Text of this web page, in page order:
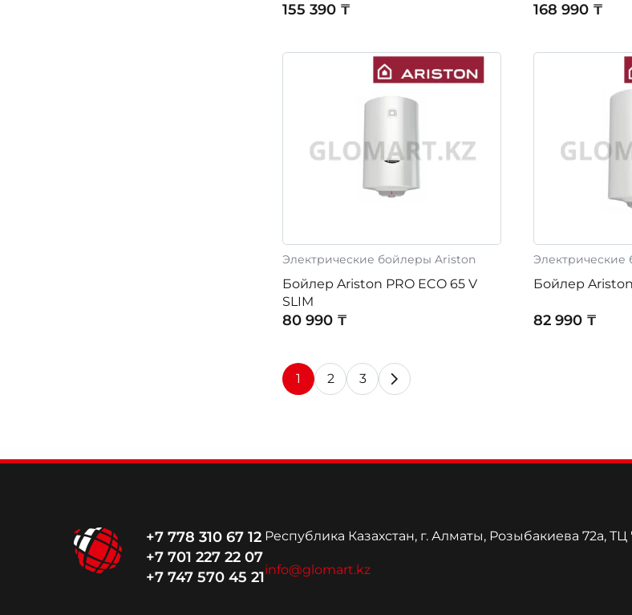
155 390 ₸ 168 990 ₸
Электрические бойлеры Ariston
Бойлер Ariston PRO ECO 65 V
SLIM
80 990 ₸
Бойлер
82 990 ₸
1 2 3
+7 778 310 67 12
+7 701 227 22 07
+7 747 570 45 21
Республика Казахстан, г. Алматы, Розыбакиева 72а,
info@glomart.kz